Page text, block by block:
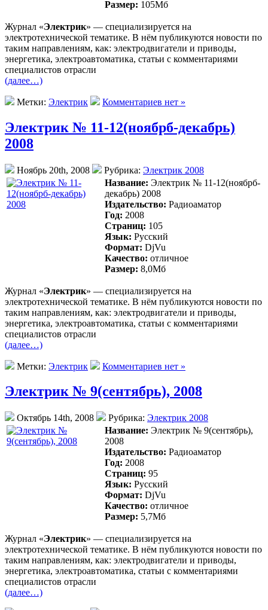
Размер: 105Mб
Журнал «Электрик» — специализируется на
электротехнической тематике. В нём публикуются новости по
таким направлениям, как: электродвигатели и приводы,
энергетика, электроавтоматика, статьи с комментариями
специалистов отрасли
(далее…)
Метки: Электрик Комментариев нет »
Электрик № 11-12(ноябрб-декабрь)
2008
Ноябрь 20th, 2008 Рубрика: Электрик 2008
Название: Электрик № 11-12(ноябрб-
декабрь) 2008
Издательство: Радиоаматор
Год: 2008
Страниц: 105
Язык: Русский
Формат: DjVu
Качество: отличное
Размер: 8,0Mб
Журнал «Электрик» — специализируется на
электротехнической тематике. В нём публикуются новости по
таким направлениям, как: электродвигатели и приводы,
энергетика, электроавтоматика, статьи с комментариями
специалистов отрасли
(далее…)
Метки: Электрик Комментариев нет »
Электрик № 9(сентябрь), 2008
Октябрь 14th, 2008 Рубрика: Электрик 2008
Название: Электрик № 9(сентябрь),
2008
Издательство: Радиоаматор
Год: 2008
Страниц: 95
Язык: Русский
Формат: DjVu
Качество: отличное
Размер: 5,7Mб
Журнал «Электрик» — специализируется на
электротехнической тематике. В нём публикуются новости по
таким направлениям, как: электродвигатели и приводы,
энергетика, электроавтоматика, статьи с комментариями
специалистов отрасли
(далее…)